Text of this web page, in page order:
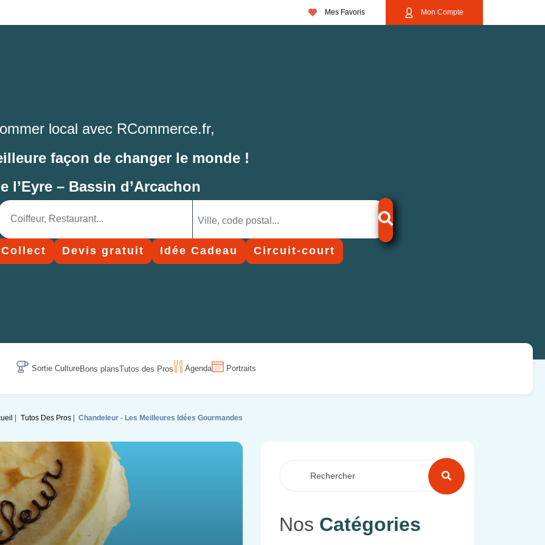
Mes Favoris Mon Compte
local avec RCommerce.fr,
façon de changer le monde !
l’Eyre – Bassin d’Arcachon
Devis gratuit Idée Cadeau Circuit-court
Sortie CultureBons plansTutos des Pros Agenda Portraits
Tutos Des Pros Chandeleur - Les Meilleures Idées Gourmandes
Nos Catégories